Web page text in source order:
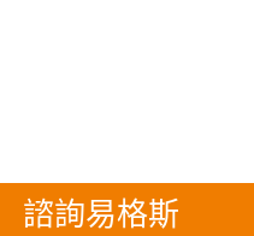
諮詢易格斯